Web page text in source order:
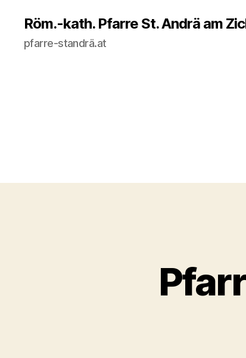
Röm.-kath. Pfarre St. Andrä am
pfarre-standrä.at